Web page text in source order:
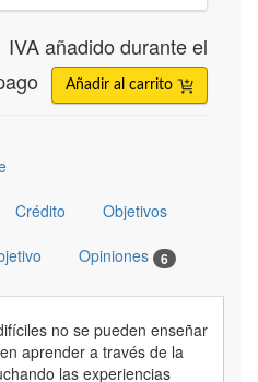
IVA añadido durante el
Añadir al carrito
Crédito Objetivos
Opiniones 6
no se pueden enseñar
aprender a través de la
las experiencias